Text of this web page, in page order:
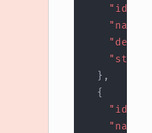
"id"
"name"
} ,
{
"id"
"name"